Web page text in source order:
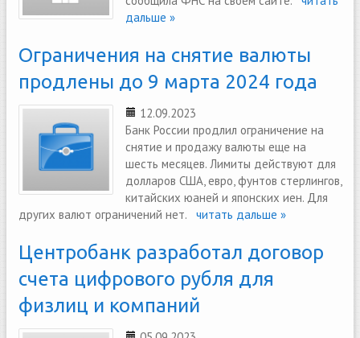
дальше »
Ограничения на снятие валюты
продлены до 9 марта 2024 года
12.09.2023
Банк России продлил ограничение на
снятие и продажу валюты еще на
шесть месяцев. Лимиты действуют для
долларов США, евро, фунтов стерлингов,
китайских юаней и японских иен. Для
других валют ограничений нет. читать дальше »
Центробанк разработал договор
счета цифрового рубля для
физлиц и компаний